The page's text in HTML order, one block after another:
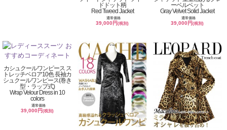
ドドット柄
Red Tweed Jacket
通常価格
39,000円(税別)
ーベルベット
Gray Velvet Solid Jacket
通常価格
39,000円(税別)
カシュクールワンピース ス
トレッチベロア10色 長袖カ
シュクールワンピース(巻き
型・ラップ式)
Wrap Velour Dress in 10
colors
通常価格
39,000円(税別)